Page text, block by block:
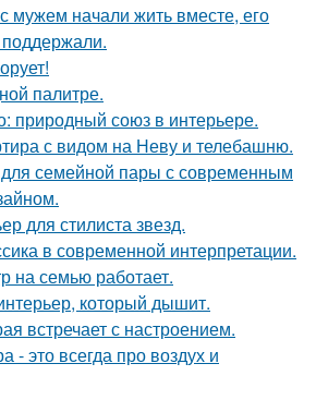
мужем начали жить вместе, его
палитре.
природный союз в интерьере.
с видом на Неву и телебашню.
семейной пары с современным
для стилиста звезд.
в современной интерпретации.
на семью работает.
который дышит.
встречает с настроением.
- это всегда про воздух и